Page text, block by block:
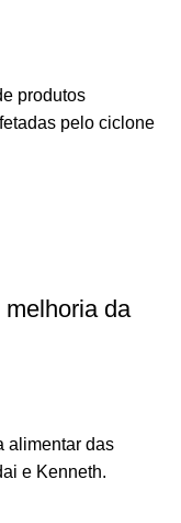
produtos
pelo ciclone
da
alimentar das
e Kenneth.